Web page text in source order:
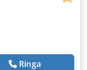
Ringa